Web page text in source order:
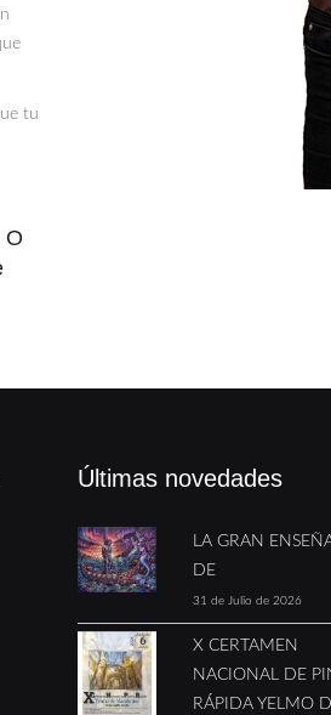
tu
O
Últimas novedades
LA GRAN
DE
31 de Julio de 2026
X CERTAMEN
NACIONAL DE
RÁPIDA YELMO